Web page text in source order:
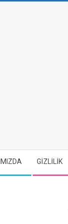
GİZLİLİK